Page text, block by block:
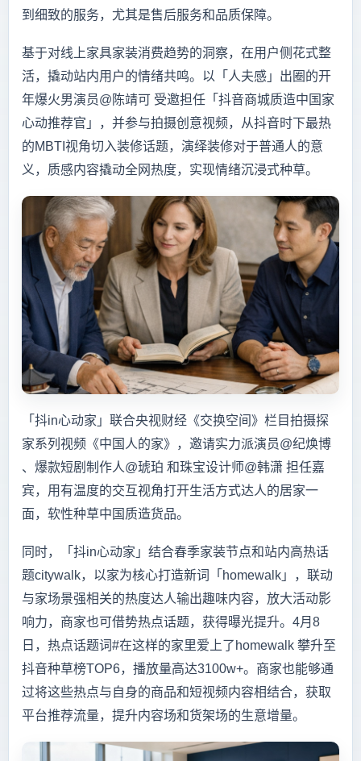
到细致的服务，尤其是售后服务和品质保障。
基于对线上家具家装消费趋势的洞察，在用户侧花式整
活，撬动站内用户的情绪共鸣。以「人夫感」出圈的开
年爆火男演员@陈靖可 受邀担任「抖音商城质造中国家
心动推荐官」，并参与拍摄创意视频，从抖音时下最热
的MBTI视角切入装修话题，演绎装修对于普通人的意
义，质感内容撬动全网热度，实现情绪沉浸式种草。
「抖in心动家」联合央视财经《交换空间》栏目拍摄探
家系列视频《中国人的家》，邀请实力派演员@纪焕博
、爆款短剧制作人@琥珀 和珠宝设计师@韩潇 担任嘉
宾，用有温度的交互视角打开生活方式达人的居家一
面，软性种草中国质造货品。
同时，「抖in心动家」结合春季家装节点和站内高热话
题citywalk，以家为核心打造新词「homewalk」，联动
与家场景强相关的热度达人输出趣味内容，放大活动影
响力，商家也可借势热点话题，获得曝光提升。4月8
日，热点话题词#在这样的家里爱上了homewalk 攀升至
抖音种草榜TOP6，播放量高达3100w+。商家也能够通
过将这些热点与自身的商品和短视频内容相结合，获取
平台推荐流量，提升内容场和货架场的生意增量。